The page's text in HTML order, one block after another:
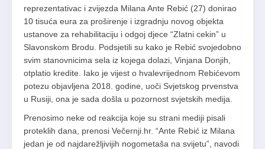
reprezentativac i zvijezda Milana Ante Rebić (27) donirao
10 tisuća eura za proširenje i izgradnju novog objekta
ustanove za rehabilitaciju i odgoj djece “Zlatni cekin” u
Slavonskom Brodu. Podsjetili su kako je Rebić svojedobno
svim stanovnicima sela iz kojega dolazi, Vinjana Donjih,
otplatio kredite. Iako je vijest o hvalevrijednom Rebićevom
potezu objavljena 2018. godine, uoči Svjetskog prvenstva
u Rusiji, ona je sada došla u pozornost svjetskih medija.
Prenosimo neke od reakcija koje su strani mediji pisali
proteklih dana, prenosi Večernji.hr. “Ante Rebić iz Milana
jedan je od najdarežljivijih nogometaša na svijetu”, navodi